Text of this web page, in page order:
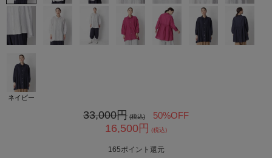
販サイト
ネイビー
33,000円 (税込) 50%OFF
16,500円 (税込)
165ポイント還元